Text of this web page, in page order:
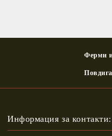
Ферми и
Информация за контакти: